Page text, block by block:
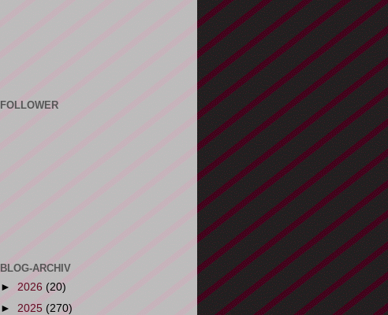
FOLLOWER
BLOG-ARCHIV
► 2026 (20)
► 2025 (270)